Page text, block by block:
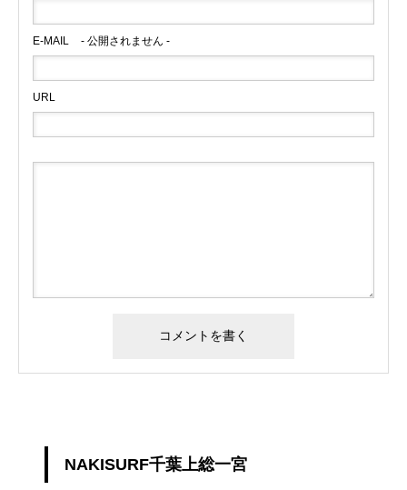
E-MAIL - 公開されません -
URL
NAKISURF千葉上総一宮